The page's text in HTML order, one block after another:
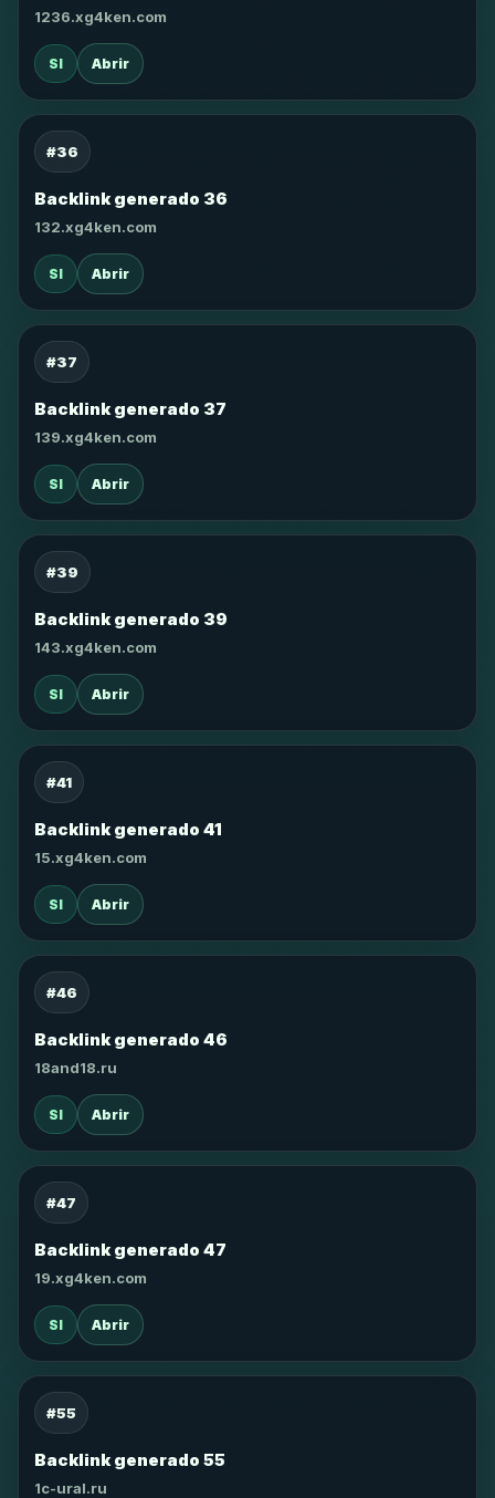
1236.xg4ken.com
SI Abrir
#36
Backlink generado 36
132.xg4ken.com
SI Abrir
#37
Backlink generado 37
139.xg4ken.com
SI Abrir
#39
Backlink generado 39
143.xg4ken.com
SI Abrir
#41
Backlink generado 41
15.xg4ken.com
SI Abrir
#46
Backlink generado 46
18and18.ru
SI Abrir
#47
Backlink generado 47
19.xg4ken.com
SI Abrir
#55
Backlink generado 55
1c-ural.ru